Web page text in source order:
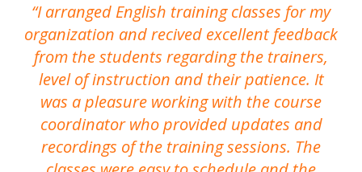
I arranged English training classes for my
organization and recived excellent feedback
from the students regarding the trainers,
level of instruction and their patience. It
was a pleasure working with the course
coordinator who provided updates and
recordings of the training sessions. The